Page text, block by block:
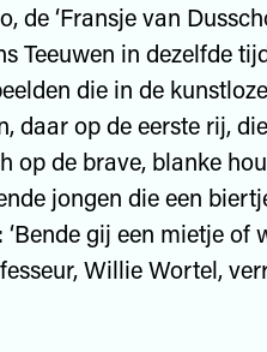
de ‘Fransje van
Teeuwen in dezelfde
die in de
daar op de eerste rij,
op de brave, blanke
jongen die een
gij een mietje of
Willie Wortel,